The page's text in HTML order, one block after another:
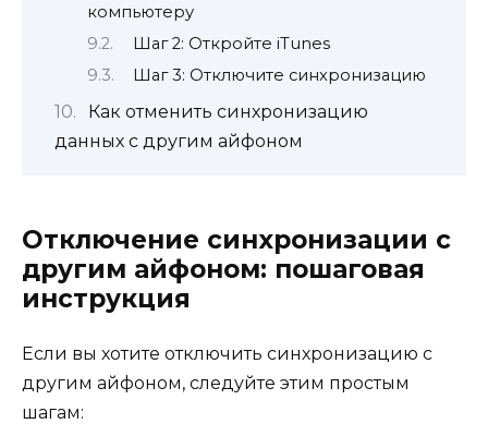
компьютеру
Шаг 2: Откройте iTunes
Шаг 3: Отключите синхронизацию
Как отменить синхронизацию
данных с другим айфоном
Отключение синхронизации с
другим айфоном: пошаговая
инструкция
Если вы хотите отключить синхронизацию с
другим айфоном, следуйте этим простым
шагам: